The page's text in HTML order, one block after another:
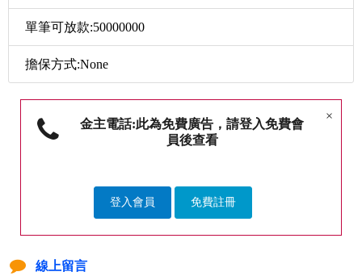
單筆可放款:50000000
擔保方式:None
×
金主電話:此為免費廣告，請登入免費會
員後查看
登入會員 免費註冊
線上留言